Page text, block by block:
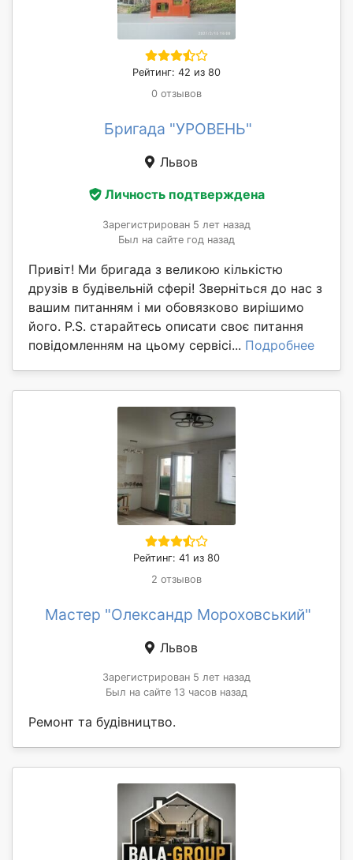
Рейтинг: 42 из 80
0 отзывов
Бригада "УРОВЕНЬ"
Львов
Личность подтверждена
Зарегистрирован 5 лет назад
Был на сайте год назад
Привіт! Ми бригада з великою кількістю
друзів в будівельній сфері! Зверніться до нас з
вашим питанням і ми обовязково вирішимо
його. P.S. старайтесь описати своє питання
повідомленням на цьому сервісі... Подробнее
Рейтинг: 41 из 80
2 отзывов
Мастер "Олександр Мороховський"
Львов
Зарегистрирован 5 лет назад
Был на сайте 13 часов назад
Ремонт та будівництво.